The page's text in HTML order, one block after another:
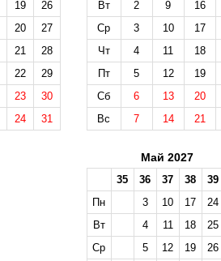
19
26
20
27
21
28
22
29
23
30
24 31
Вт
2 9
16
Ср
3 10
17
Чт
4 11
18
Пт
5 12
19
Сб
6 13
20
Вс
7 14 21
Май 2027
35 36 37 38
39
Пн
3 10 17
24
Вт
4 11 18
25
Ср
5 12 19
26